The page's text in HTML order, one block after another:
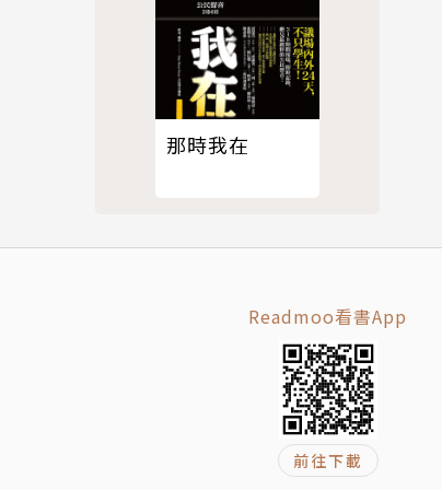
那時我在
Readmoo看書App
前往下載